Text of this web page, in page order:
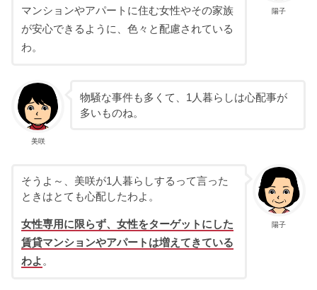
陽子
マンションやアパートに住む女性やその家族
が安心できるように、色々と配慮されている
わ。
美咲
物騒な事件も多くて、1人暮らしは心配事が
多いものね。
陽子
そうよ～、美咲が1人暮らしするって言った
ときはとても心配したわよ。
女性専用に限らず、女性をターゲットにした
賃貸マンションやアパートは増えてきている
わよ 。